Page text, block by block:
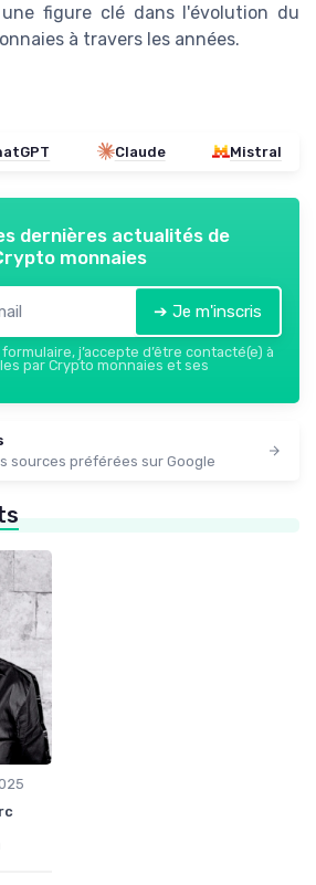
figure clé dans l'évolution du
à travers les années.
Claude Mistral
dernières actualités de
monnaies
➔ Je m'inscris
j’accepte d’être contacté(e) à
par Crypto monnaies et ses
sources préférées sur Google